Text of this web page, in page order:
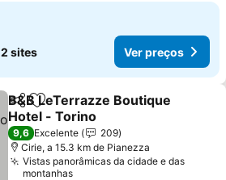
2 sites Ver preços
PartilharAdicionar aos favoritos
B&B LeTerrazze Boutique
Hotel - Torino
9,6 Excelente
209
Cirie, a 15.3 km de Pianezza
Vistas panorâmicas da cidade e das
montanhas